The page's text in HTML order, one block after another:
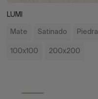
LUMI
Mate Satinado Piedra
100x100 200x200